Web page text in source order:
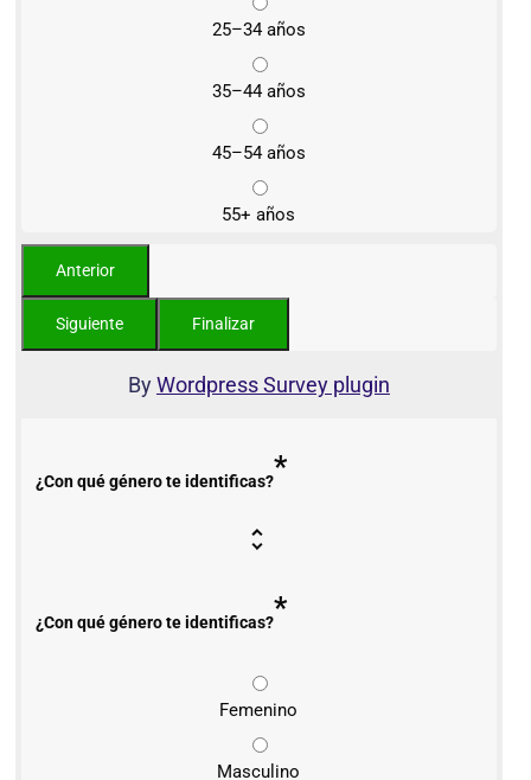
25–34 años
35–44 años
45–54 años
55+ años
ByWordpress Survey plugin
¿Con qué género te identificas?*
¿Con qué género te identificas?*
Femenino
Masculino